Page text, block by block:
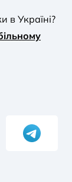
в Україні?